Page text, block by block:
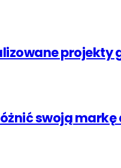
projekty
swoją